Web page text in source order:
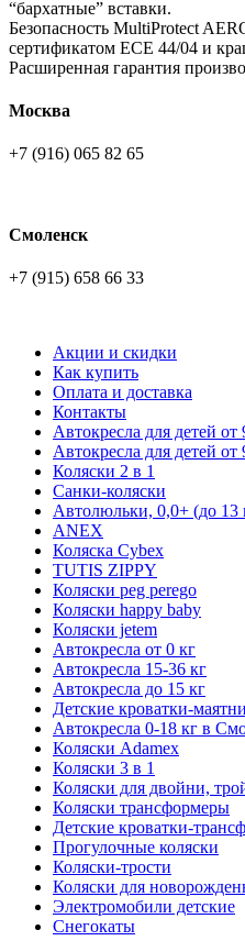
“бархатные” вставки.
Безопасность MultiProtect
сертификатом ECE 44/04 и
Расширенная гарантия
Москва
+7 (916) 065 82 65
Смоленск
+7 (915) 658 66 33
Акции и скидки
Как купить
Оплата и доставка
Контакты
Автокресла для детей от
Автокресла для детей от
Коляски 2 в 1
Санки-коляски
Автолюльки, 0,0+ (до 13
ANEX
Коляска Cybex
TUTIS ZIPPY
Коляски peg perego
Коляски happy baby
Коляски jetem
Автокресла от 0 кг
Автокресла 15-36 кг
Автокресла до 15 кг
Детские кроватки-
Автокресла 0-18 кг в
Коляски Adamex
Коляски 3 в 1
Коляски для двойни,
Коляски трансформеры
Детские кроватки-
Прогулочные коляски
Коляски-трости
Коляски для
Электромобили детские
Снегокаты